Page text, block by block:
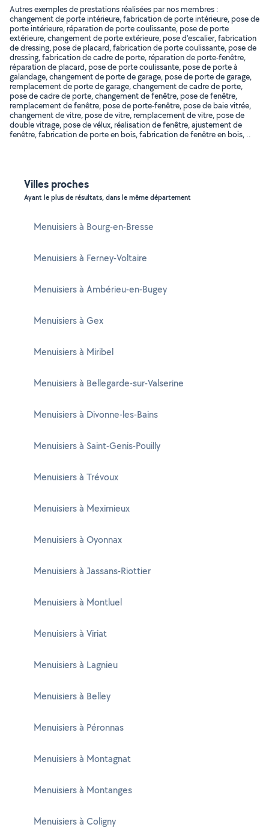
Autres exemples de prestations réalisées par nos membres :
changement de porte intérieure, fabrication de porte intérieure, pose de
porte intérieure, réparation de porte coulissante, pose de porte
extérieure, changement de porte extérieure, pose d'escalier, fabrication
de dressing, pose de placard, fabrication de porte coulissante, pose de
dressing, fabrication de cadre de porte, réparation de porte-fenêtre,
réparation de placard, pose de porte coulissante, pose de porte à
galandage, changement de porte de garage, pose de porte de garage,
remplacement de porte de garage, changement de cadre de porte,
pose de cadre de porte, changement de fenêtre, pose de fenêtre,
remplacement de fenêtre, pose de porte-fenêtre, pose de baie vitrée,
changement de vitre, pose de vitre, remplacement de vitre, pose de
double vitrage, pose de vélux, réalisation de fenêtre, ajustement de
fenêtre, fabrication de porte en bois, fabrication de fenêtre en bois, ..
Villes proches
Ayant le plus de résultats, dans le même département
Menuisiers à Bourg-en-Bresse
Menuisiers à Ferney-Voltaire
Menuisiers à Ambérieu-en-Bugey
Menuisiers à Gex
Menuisiers à Miribel
Menuisiers à Bellegarde-sur-Valserine
Menuisiers à Divonne-les-Bains
Menuisiers à Saint-Genis-Pouilly
Menuisiers à Trévoux
Menuisiers à Meximieux
Menuisiers à Oyonnax
Menuisiers à Jassans-Riottier
Menuisiers à Montluel
Menuisiers à Viriat
Menuisiers à Lagnieu
Menuisiers à Belley
Menuisiers à Péronnas
Menuisiers à Montagnat
Menuisiers à Montanges
Menuisiers à Coligny